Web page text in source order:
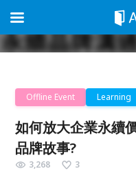
Offline Event Learning
如何放大企業永續
品牌故事?
3,268 3